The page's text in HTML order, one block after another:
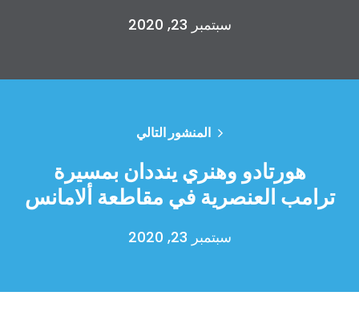
سبتمبر 23, 2020
المنشور التالي
هورتادو وهنري ينددان بمسيرة
ترامب العنصرية في مقاطعة ألامانس
سبتمبر 23, 2020